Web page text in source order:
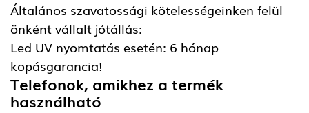
Általános szavatossági kötelességeinken felül
önként vállalt jótállás:
Led UV nyomtatás esetén: 6 hónap
kopásgarancia!
Telefonok, amikhez a termék
használható